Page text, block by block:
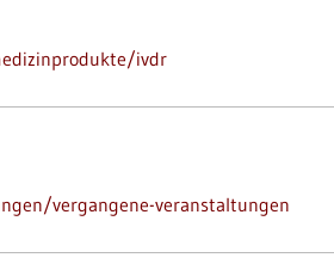
ivdr
vergangene-veranstaltungen